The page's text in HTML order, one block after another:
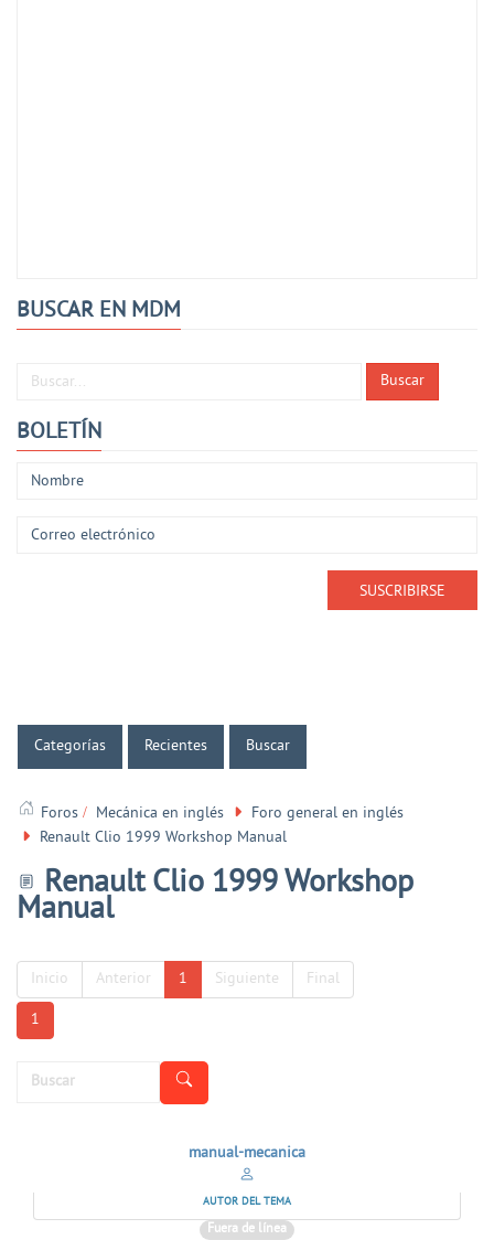
BUSCAR EN MDM
Buscar... Buscar
BOLETÍN
Categorías Recientes Buscar
Foros Mecánica en inglés
Foro general en inglés
Renault Clio 1999 Workshop Manual
Renault Clio 1999 Workshop
Manual
Inicio Anterior 1 Siguiente Final
1
manual-mecanica
AUTOR DEL TEMA
Fuera de línea